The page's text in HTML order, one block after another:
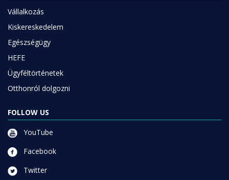
Vállalkozás
Kiskereskedelem
Egészségügy
HEFE
Ügyféltörténetek
Otthonról dolgozni
FOLLOW US
YouTube
Facebook
Twitter